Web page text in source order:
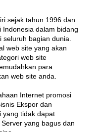
sejak tahun 1996 dan
dalam bidang
bagian dunia.
web site yang akan
web site
para
web site anda.
Internet promosi
Ekspor dan
yang tidak dapat
yang bagus dan